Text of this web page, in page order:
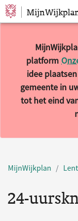
Sla navigatie over
platform
idee
gemeente in
tot het eind
MijnWijkplan Lent
24-